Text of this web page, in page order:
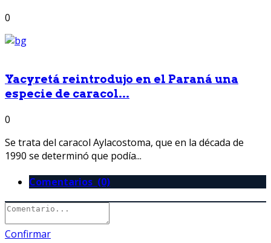
0
Yacyretá reintrodujo en el Paraná una
especie de caracol...
0
Se trata del caracol Aylacostoma, que en la década de
1990 se determinó que podía...
Comentarios (0)
Confirmar